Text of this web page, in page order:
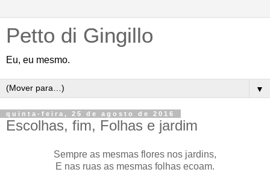
Petto di Gingillo
Eu, eu mesmo.
▼
quinta-feira, 25 de agosto de 2016
Escolhas, fim, Folhas e jardim
Sempre as mesmas flores nos jardins,
E nas ruas as mesmas folhas ecoam.